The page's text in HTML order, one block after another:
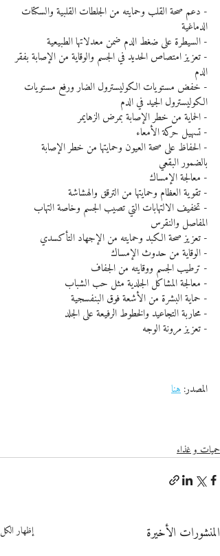
- دعم صحة القلب وحمايته من الجلطات القلبية والسكتات
الدماغية
- السيطرة على ضغط الدم ضمن معدلاتها الطبيعية
- تعزيز امتصاص الحديد في الجسم والوقاية من الإصابة بفقر
الدم
- خفض مستويات الكوليسترول الضار ورفع مستويات
الكوليسترول الجيد في الدم
- الحماية من خطر الإصابة بمرض الزهايمر
- تسهيل حركة الأمعاء
- الحفاظ على صحة العيون وحمايتها من خطر الإصابة
بالضمور البقعي
- معالجة الإمساك
- تقوية العظام وحمايتها من الترقق والهشاشة
- تخفيف الالتهابات التي تصيب الجسم وخاصة التهاب
المفاصل والنقرس
- تعزيز صحة الكبد وحمايته من الإجهاد التأكسدي
- الوقاية من حدوث الإمساك
- ترطيب الجسم ووقايته من الجفاف
- معالجة المشاكل الجلدية مثل حب الشباب
- حماية البشرة من الأشعة فوق البنفسجية
- محاربة التجاعيد والخطوط الرفيعة على الجلد
- تعزيز مرونة الوجه
المصدر: هنا
حميات و غذاء
المنشورات الأخيرة إظهار الكل